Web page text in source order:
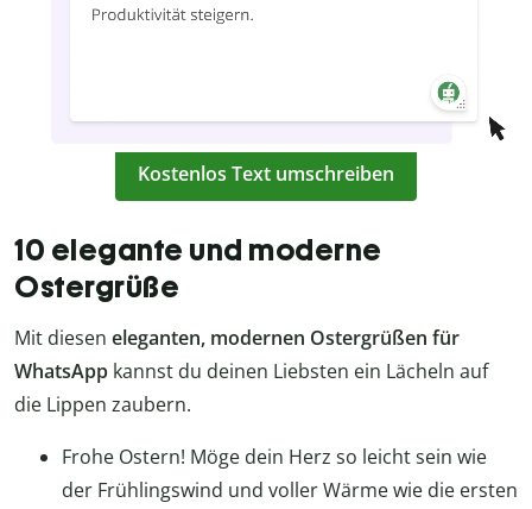
Kostenlos Text umschreiben
10 elegante und moderne
Ostergrüße
Mit diesen eleganten, modernen Ostergrüßen für
WhatsApp kannst du deinen Liebsten ein Lächeln auf
die Lippen zaubern.
Frohe Ostern! Möge dein Herz so leicht sein wie
der Frühlingswind und voller Wärme wie die ersten